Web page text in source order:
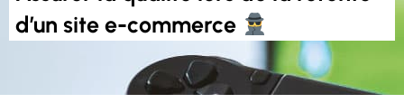
d’un site e-commerce